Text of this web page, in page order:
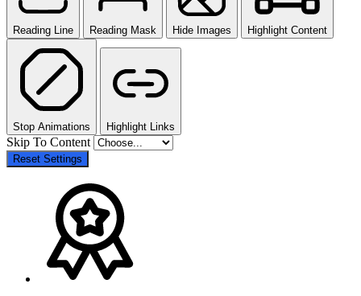
Reading Line Reading Mask Hide Images Highlight Content
Stop Animations Highlight Links
Skip To Content
Reset Settings